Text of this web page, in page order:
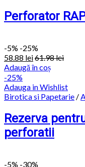
Perforator
-5% -25%
58.88 lei61.98lei
Adaugă în coș
-25%
Adauga in Wishlist
Birotica si Papetarie /
Rezerva
perforatii
-5% -30%